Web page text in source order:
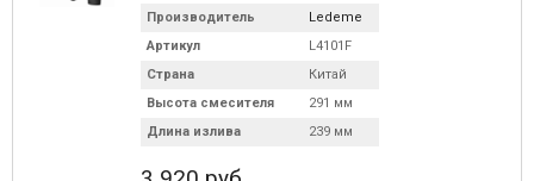
Производитель
Ledeme
Артикул
L4101F
Страна
Китай
Высота смесителя
291 мм
Длина излива
239 мм